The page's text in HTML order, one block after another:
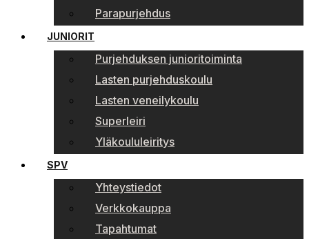
Parapurjehdus
JUNIORIT
Purjehduksen junioritoiminta
Lasten purjehduskoulu
Lasten veneilykoulu
Superleiri
Yläkoululeiritys
SPV
Yhteystiedot
Verkkokauppa
Tapahtumat